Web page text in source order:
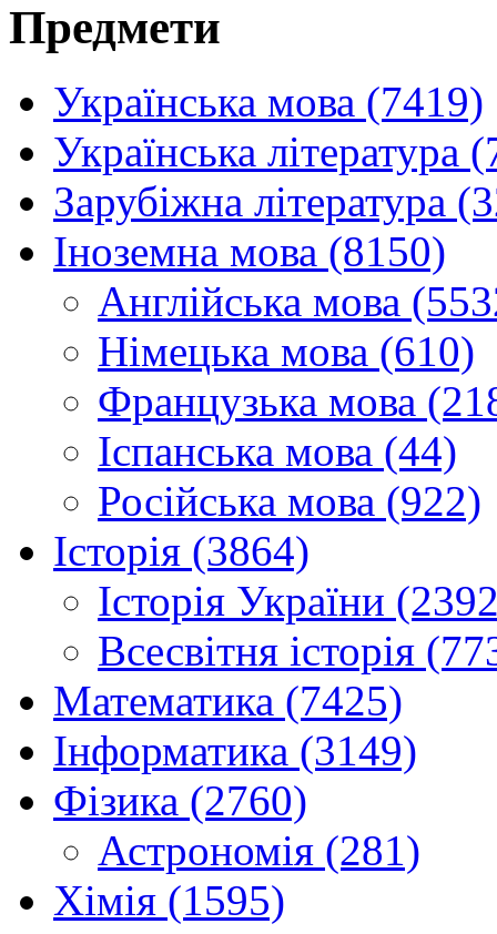
Предмети
Українська мова (7419)
Українська література
Зарубіжна література
Іноземна мова (8150)
Англійська мова
Німецька мова (610)
Французька мова
Іспанська мова (44)
Російська мова (922)
Історія (3864)
Історія України
Всесвітня історія
Математика (7425)
Інформатика (3149)
Фізика (2760)
Астрономія (281)
Хімія (1595)